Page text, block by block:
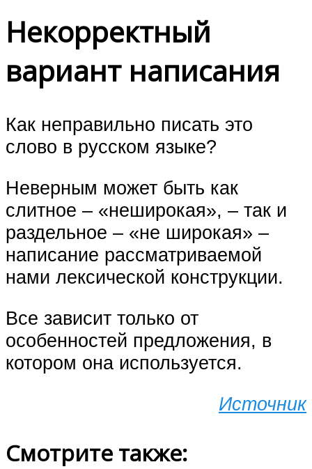
Некорректный
вариант написания
Как неправильно писать это
слово в русском языке?
Неверным может быть как
слитное – «неширокая», – так и
раздельное – «не широкая» –
написание рассматриваемой
нами лексической конструкции.
Все зависит только от
особенностей предложения, в
котором она используется.
Источник
Смотрите также: